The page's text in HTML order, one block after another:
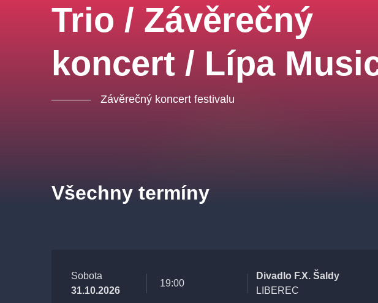
Trio / Závěrečný
koncert / Lípa
Závěrečný koncert festivalu
Všechny termíny
Sobota
31.10.2026
19:00
Divadlo F.X. Šaldy
LIBEREC